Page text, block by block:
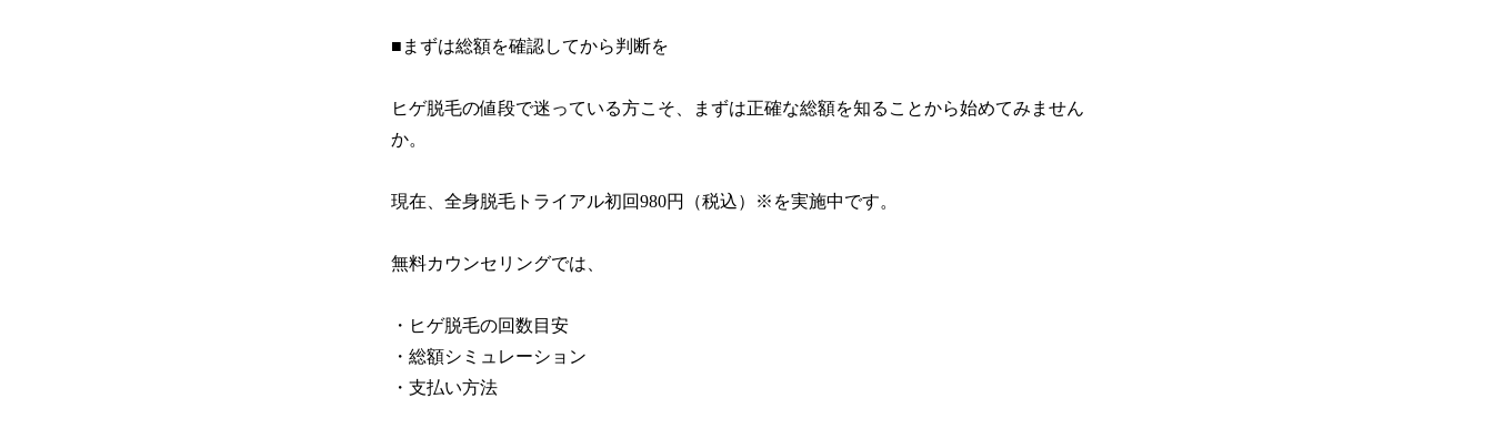
■まずは総額を確認してから判断を
ヒゲ脱毛の値段で迷っている方こそ、まずは正確な総額を知ることから始めてみません
か。
現在、全身脱毛トライアル初回980円（税込）※を実施中です。
無料カウンセリングでは、
・ヒゲ脱毛の回数目安
・総額シミュレーション
・支払い方法